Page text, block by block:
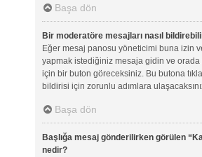
Başa dön
Bir moderatöre mesajları nasıl
Eğer mesaj panosu yöneticimi buna izin
yapmak istediğiniz mesaja gidin ve
için bir buton göreceksiniz. Bu butona
bildirisi için zorunlu adımlara
Başa dön
Başlığa mesaj gönderilirken görülen
nedir?